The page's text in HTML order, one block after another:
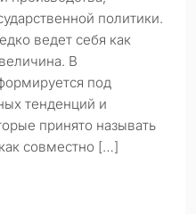
политики.
ведет себя как
В
под
тенденций и
принято называть
совместно […]